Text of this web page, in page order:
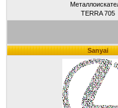
TERRA 705
Sanyai